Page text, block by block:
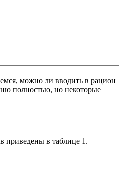
можно ли вводить в рацион
полностью, но некоторые
приведены в таблице 1.